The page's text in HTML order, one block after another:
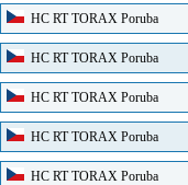
HC RT TORAX Poruba
HC RT TORAX Poruba
HC RT TORAX Poruba
HC RT TORAX Poruba
HC RT TORAX Poruba